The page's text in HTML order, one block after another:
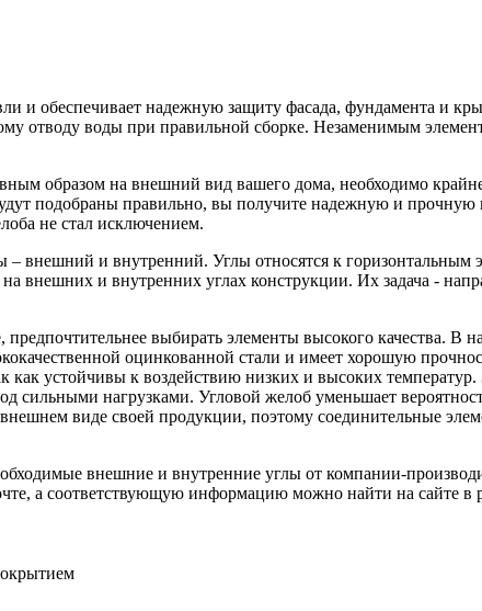
и обеспечивает надежную защиту фасада, фундамента и
отводу воды при правильной сборке. Незаменимым
образом на внешний вид вашего дома, необходимо
подобраны правильно, вы получите надежную и
не стал исключением.
– внешний и внутренний. Углы относятся к
внешних и внутренних углах конструкции. Их задача -
выбирать элементы высокого качества. В
оцинкованной стали и имеет хорошую
устойчивы к воздействию низких и высоких
сильными нагрузками. Угловой желоб уменьшает
виде своей продукции, поэтому соединительные
внешние и внутренние углы от компании-
а соответствующую информацию можно найти на сайте в